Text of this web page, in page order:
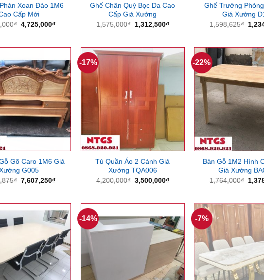
Xoan Đào 1M6
Cấp Mới
₫ Giá
4,725,000₫Giá
4,725,000₫.
Ghế Chân Quỳ Bọc Da Cao
Cấp Giá Xưởng
1,575,000₫ Giá
1,312,500₫Giá
1,312,500₫.
Ghế Trưởng
Giá Xưởng
1,598,625₫ Giá
Gõ Caro 1M6 Giá
G005
₫ Giá
7,607,250₫Giá
7,607,250₫.
-17%
Tủ Quần Áo 2 Cánh Giá
Xưởng TQA006
4,200,000₫ Giá
3,500,000₫Giá
3,500,000₫.
-22%
Bàn Gỗ 1M2 Hình
Giá Xưởng
1,764,000₫ Giá
-14% -7%